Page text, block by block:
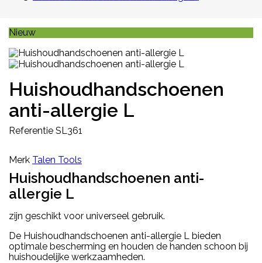
Nieuw
Huishoudhandschoenen
anti-allergie L
Referentie SL361
Merk Talen Tools
Huishoudhandschoenen anti-
allergie L
zijn geschikt voor universeel gebruik.
De Huishoudhandschoenen anti-allergie L bieden
optimale bescherming en houden de handen schoon bij
huishoudelijke werkzaamheden.